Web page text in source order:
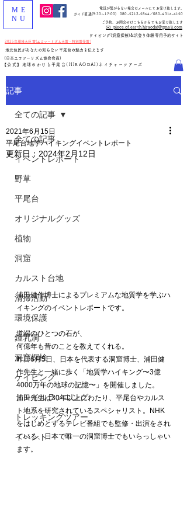
ME
NU
​ご予約、お問合せはこちらからでもお受け致します
電話が繋がらない場合はメールにてお受け致します。
✉️ piece.of.earth.hiraodai@gmail.com
ガイド直通(9:30～17:00) 080-5212-5864 ／080-4316-4150
​ケイビング(洞窟探検)&沢登り体験専用予約サイト
地元住民があなたの知らない平尾台の魅力を伝えます
【公式】地球のかけら平尾台(HIRAODAI)ネイチャーツアーズ
(日本エコツーリズム協会会員)
2025年環境大臣賞(エコツーリズム大賞・特別賞受賞)
記事
全ての記事
イベントレポート
野草
平尾台
オリジナルグッズ
植物
洞窟
カルスト台地
清掃活動
環境保護
鍾乳洞
洞窟探検
ケイビング
トレイルランニング
トレッキングツアー
イベント
全ての記事
平尾台地学ハイキングイベントレポート
2021年6月15日
更新日： 2024年2月12日
浦田健作博士によるプレミアムな地質学を学ぶハ
イキングのイベントレポートです。
道端のひとつの石が、
何億年も昔のことを教えてくれる。
昨日6月5日、日本を代表する洞窟博士、浦田健
作先生と一緒に歩く「地質学ハイキング〜3億
4000万年の地球の記憶〜」を開催しました。
浦田先生は30年以上にわたり、平尾台やカルス
ト地系を研究されているスペシャリスト。NHK
をはじめとするテレビ番組でも監修・出演をされ
ている、日本で唯一の洞窟博士でもいらっしゃい
ます。